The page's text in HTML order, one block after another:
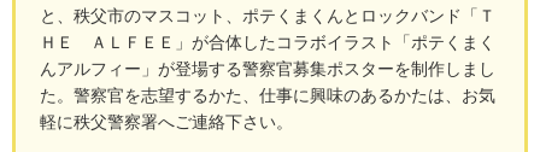
と、秩父市のマスコット、ポテくまくんとロックバンド「Ｔ
ＨＥ ＡＬＦＥＥ」が合体したコラボイラスト「ポテくまく
んアルフィー」が登場する警察官募集ポスターを制作しまし
た。警察官を志望するかた、仕事に興味のあるかたは、お気
軽に秩父警察署へご連絡下さい。